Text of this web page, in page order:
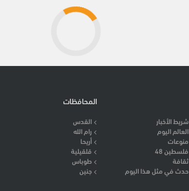
شريط الأخبار
العالم اليوم
منوعات
فلسطين 48
ثقافة
حدث في مثل هذا اليوم
المحافظات
القدس
رام الله
أريحا
قلقيلية
طوباس
جنين